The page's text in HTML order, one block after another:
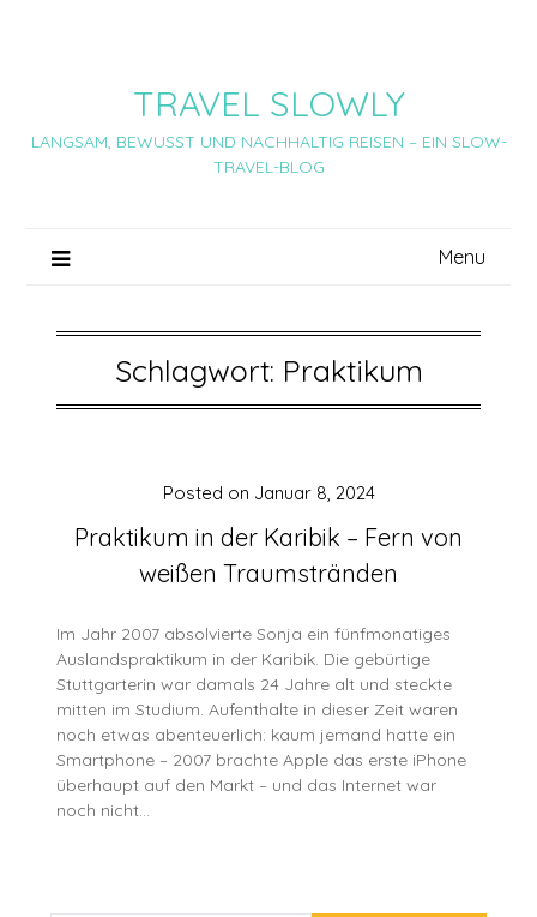
TRAVEL SLOWLY
LANGSAM, BEWUSST UND NACHHALTIG REISEN – EIN SLOW-
TRAVEL-BLOG
Menu
Schlagwort: Praktikum
Praktikum in der Karibik – Fern von
weißen Traumstränden
Posted on Januar 8, 2024
Im Jahr 2007 absolvierte Sonja ein fünfmonatiges
Auslandspraktikum in der Karibik. Die gebürtige
Stuttgarterin war damals 24 Jahre alt und steckte
mitten im Studium. Aufenthalte in dieser Zeit waren
noch etwas abenteuerlich: kaum jemand hatte ein
Smartphone – 2007 brachte Apple das erste iPhone
überhaupt auf den Markt – und das Internet war
noch nicht…